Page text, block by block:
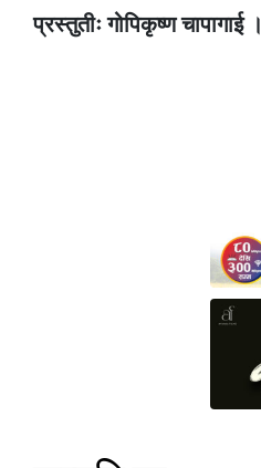
प्रस्तुतीः गोपिकृष्ण चापागाई ।